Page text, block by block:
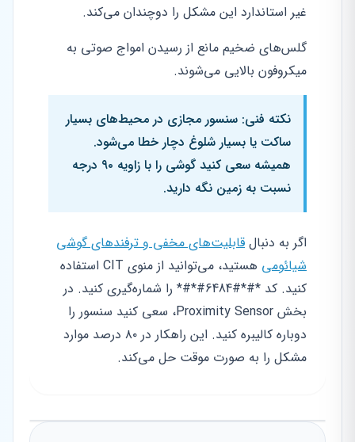
غیر استاندارد این مشکل را دوچندان می‌کند.
گلس‌های ضخیم مانع از رسیدن امواج صوتی به
میکروفون بالایی می‌شوند.
نکته فنی: سنسور مجازی در محیط‌های بسیار
ساکت یا بسیار شلوغ دچار خطا می‌شود.
همیشه سعی کنید گوشی را با زاویه ۹۰ درجه
نسبت به زمین نگه دارید.
اگر به دنبال قابلیت‌های مخفی و ترفندهای گوشی
شیائومی
هستید، می‌توانید از منوی CIT استفاده
کنید. کد *#*#6484#*#* را شماره‌گیری کنید. در
بخش Proximity Sensor، سعی کنید سنسور را
دوباره کالیبره کنید. این راهکار در ۸۰ درصد موارد
مشکل را به صورت موقت حل می‌کند.